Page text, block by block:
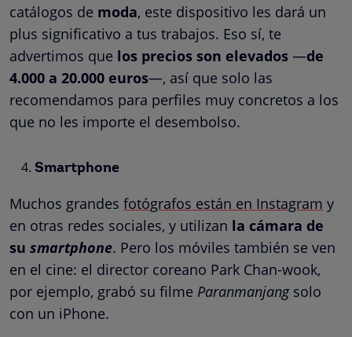
catálogos de moda, este dispositivo les dará un
plus significativo a tus trabajos. Eso sí, te
advertimos que los precios son elevados —de
4.000 a 20.000 euros—, así que solo las
recomendamos para perfiles muy concretos a los
que no les importe el desembolso.
Smartphone
Muchos grandes fotógrafos están en Instagram y
en otras redes sociales, y utilizan la cámara de
su smartphone. Pero los móviles también se ven
en el cine: el director coreano Park Chan-wook,
por ejemplo, grabó su filme Paranmanjangsolo
con un iPhone.